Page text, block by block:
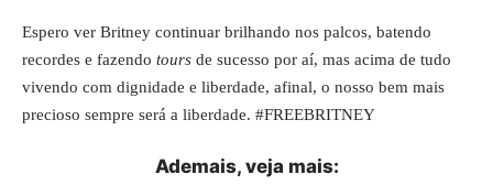
Espero ver Britney continuar brilhando nos palcos, batendo
recordes e fazendo tours de sucesso por aí, mas acima de tudo
vivendo com dignidade e liberdade, afinal, o nosso bem mais
precioso sempre será a liberdade. #FREEBRITNEY
Ademais, veja mais: